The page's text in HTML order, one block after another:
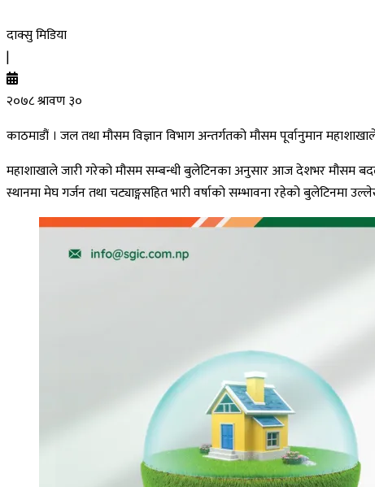
दाक्सु मिडिया
|
२०७८ श्रावण ३०
काठमाडौं । जल तथा मौसम विज्ञान विभाग अन्तर्गतको मौसम पूर्वानुमान
महाशाखाले जारी गरेको मौसम सम्बन्धी बुलेटिनका अनुसार आज देशभर मौसम
स्थानमा मेघ गर्जन तथा चट्याङ्गसहित भारी वर्षाको सम्भावना रहेको बुलेटिनमा